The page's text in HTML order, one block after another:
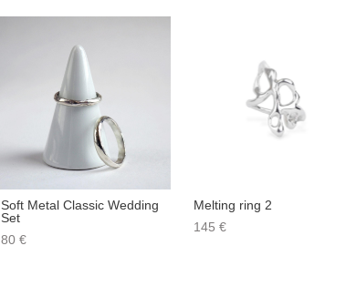
Soft Metal Classic Wedding
Set
80 €
Melting ring 2
145 €